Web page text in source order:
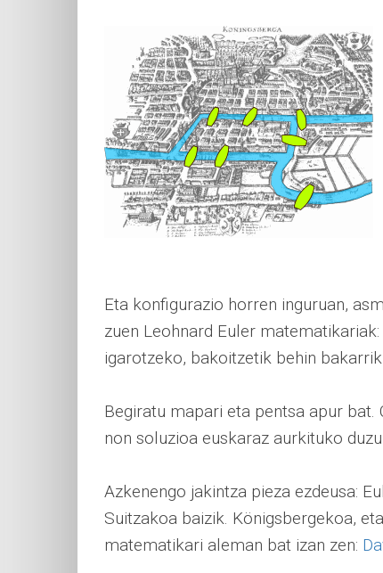
Eta konfigurazio horren inguruan,
zuen Leohnard Euler
igarotzeko, bakoitzetik behin
Begiratu mapari eta pentsa apur bat.
non soluzioa euskaraz aurkituko
Azkenengo jakintza pieza ezdeusa:
Suitzakoa baizik. Königsbergekoa,
matematikari aleman bat izan zen: